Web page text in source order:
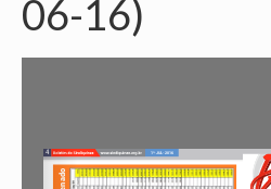
ESTATUTO
QUEM SOMOS
06-16)